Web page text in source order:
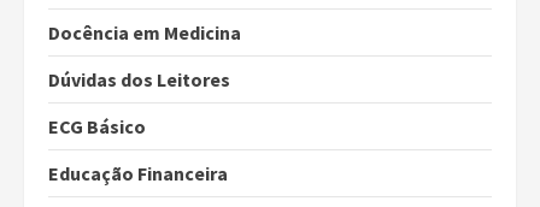
Docência em Medicina
Dúvidas dos Leitores
ECG Básico
Educação Financeira